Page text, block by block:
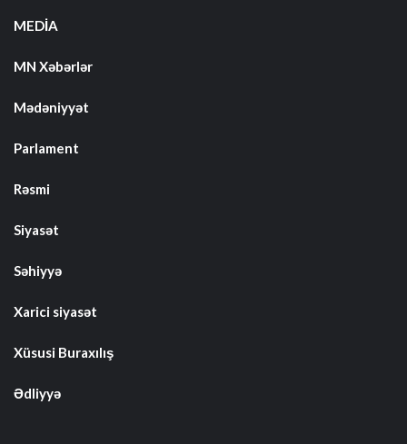
MEDİA
MN Xəbərlər
Mədəniyyət
Parlament
Rəsmi
Siyasət
Səhiyyə
Xarici siyasət
Xüsusi Buraxılış
Ədliyyə